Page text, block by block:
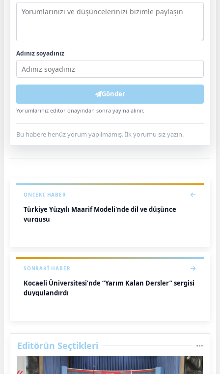
Adınız soyadınız
Gönder
Yorumlarınız editör onayından sonra yayına alınır.
Bu habere henüz yorum yapılmamış. İlk yorumu siz yazın.
ÖNCEKI HABER
Türkiye Yüzyılı Maarif Modeli'nde dil ve düşünce
vurgusu
SONRAKI HABER
Kocaeli Üniversitesi’nde “Yarım Kalan Dersler” sergisi
duygulandırdı
Editörün Seçtikleri